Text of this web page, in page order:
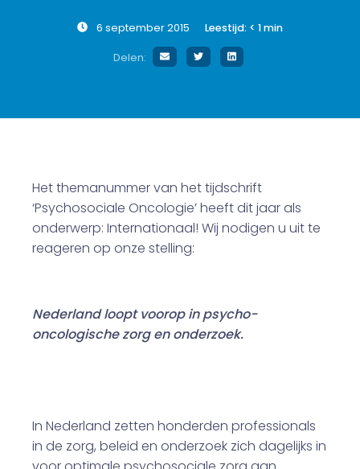
6 september 2015 Leestijd: < 1min
Delen:
Het themanummer van het tijdschrift
‘Psychosociale Oncologie’ heeft dit jaar als
onderwerp: Internationaal! Wij nodigen u uit te
reageren op onze stelling:
Nederland loopt voorop in psycho-
oncologische zorg en onderzoek.
In Nederland zetten honderden professionals
in de zorg, beleid en onderzoek zich dagelijks in